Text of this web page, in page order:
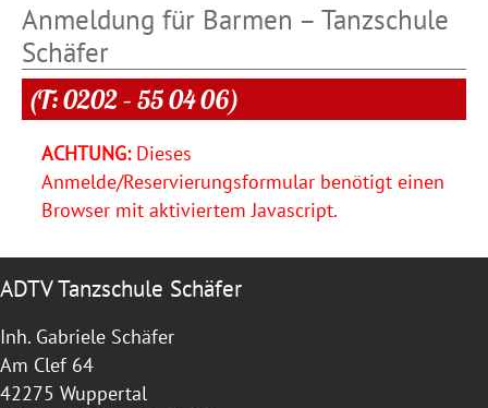
Anmeldung für Barmen – Tanzschule
Schäfer
(T: 0202 – 55 04 06)
ACHTUNG:Dieses
Anmelde/Reservierungsformular benötigt einen
Browser mit aktiviertem Javascript.
ADTV Tanzschule Schäfer
Inh. Gabriele Schäfer
Am Clef 64
42275 Wuppertal